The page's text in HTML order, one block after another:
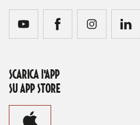
SCARICA l'APP
SU APP STORE